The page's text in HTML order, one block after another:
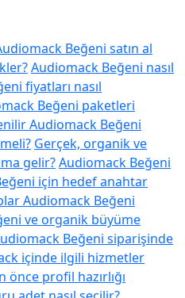
Beğeni satın al
Audiomack Beğeni nasıl
fiyatları nasıl
Beğeni paketleri
Audiomack Beğeni
Gerçek, organik ve
gelir?Audiomack Beğeni
için hedef anahtar
Audiomack Beğeni
ve organik büyüme
Beğeni siparişinde
içinde ilgili hizmetler
profil hazırlığı